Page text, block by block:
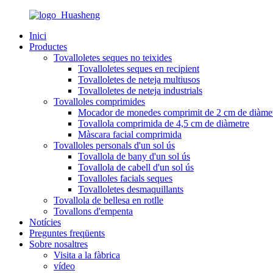
Inici
Productes
Tovalloletes seques no teixides
Tovalloletes seques en recipient
Tovalloletes de neteja multiusos
Tovalloletes de neteja industrials
Tovalloles comprimides
Mocador de monedes comprimit de 2 cm de
Tovallola comprimida de 4,5 cm de diàmetre
Màscara facial comprimida
Tovalloles personals d'un sol ús
Tovallola de bany d'un sol ús
Tovallola de cabell d'un sol ús
Tovalloles facials seques
Tovalloletes desmaquillants
Tovallola de bellesa en rotlle
Tovallons d'empenta
Notícies
Preguntes freqüents
Sobre nosaltres
Visita a la fàbrica
vídeo